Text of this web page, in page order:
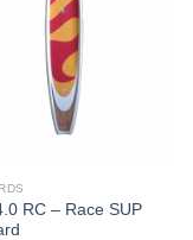
RC – Race SUP